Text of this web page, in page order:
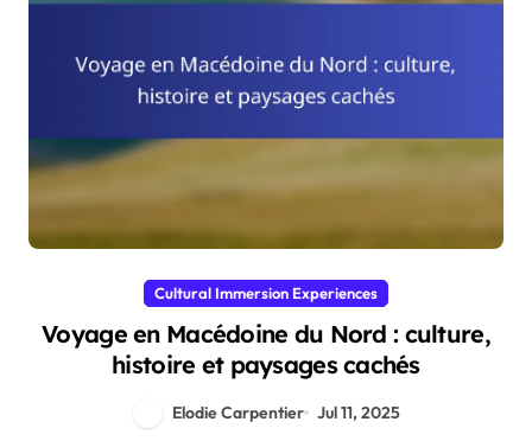
Cultural Immersion Experiences
Voyage en Macédoine du Nord : culture,
histoire et paysages cachés
Elodie Carpentier Jul 11, 2025